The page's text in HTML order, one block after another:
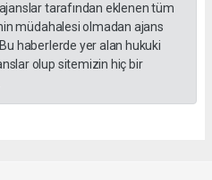
tarafından eklenen tüm
müdahalesi olmadan ajans
haberlerde yer alan hukuki
olup sitemizin hiç bir